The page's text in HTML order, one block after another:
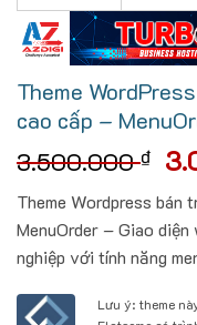
Theme
cao cấp –
3.500.000₫
là:
Theme Wordpress bán
MenuOrder – Giao
nghiệp với tính năng
Lưu ý: theme